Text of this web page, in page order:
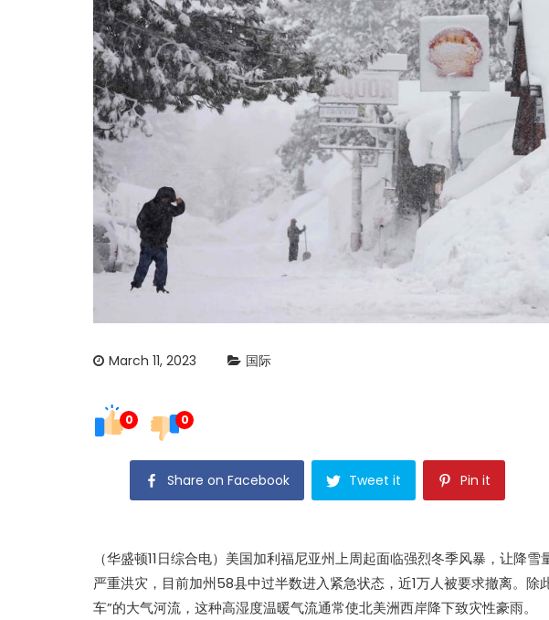
March 11, 2023 国际
0 0
Share on Facebook Tweet it Pin it
（华盛顿11日综合电）美国加利福尼亚州上周起面临强烈冬季风暴 ，让降雪
严重洪灾 ，目前加州58县中过半数进入紧急状态，近1万人被要求撤离。除
车”的大气河流，这种高湿度温暖气流通常使北美洲西岸降下致灾性豪雨。